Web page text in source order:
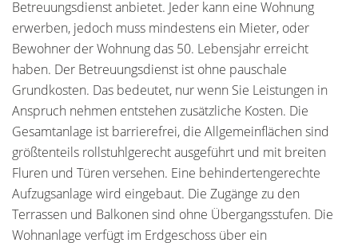
Betreuungsdienst anbietet. Jeder kann eine Wohnung
erwerben, jedoch muss mindestens ein Mieter, oder
Bewohner der Wohnung das 50. Lebensjahr erreicht
haben. Der Betreuungsdienst ist ohne pauschale
Grundkosten. Das bedeutet, nur wenn Sie Leistungen in
Anspruch nehmen entstehen zusätzliche Kosten. Die
Gesamtanlage ist barrierefrei, die Allgemeinflächen sind
größtenteils rollstuhlgerecht ausgeführt und mit breiten
Fluren und Türen versehen. Eine behindertengerechte
Aufzugsanlage wird eingebaut. Die Zugänge zu den
Terrassen und Balkonen sind ohne Übergangsstufen. Die
Wohnanlage verfügt im Erdgeschoss über ein